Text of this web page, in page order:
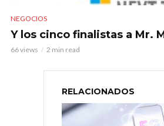
NEGOCIOS
Y los cinco finalistas a Mr.
66 views 2 min read
RELACIONADOS